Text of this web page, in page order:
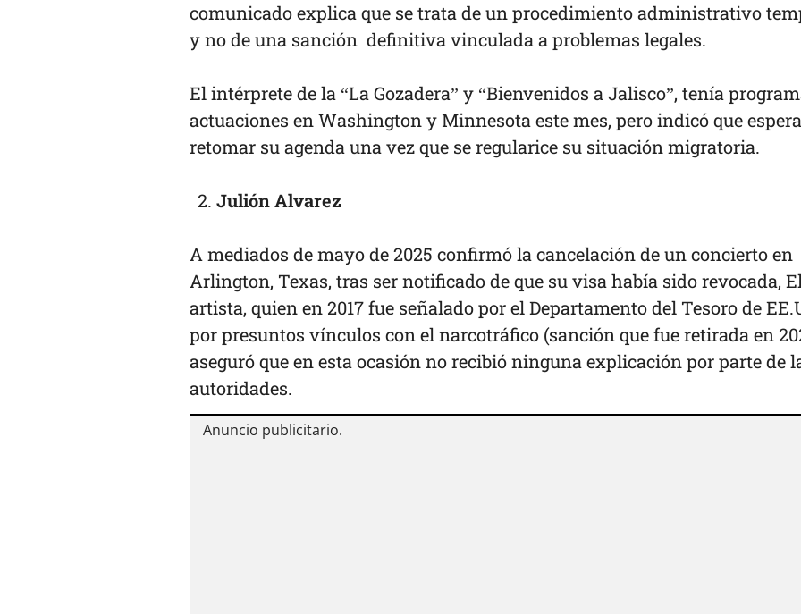
comunicado explica que se trata de un procedimiento administrativo
y no de una sanción definitiva vinculada a problemas legales.
El intérprete de la “La Gozadera” y “Bienvenidos a Jalisco”, tenía
actuaciones en Washington y Minnesota este mes, pero indicó que espera
retomar su agenda una vez que se regularice su situación migratoria.
Julión Alvarez
A mediados de mayo de 2025 confirmó la cancelación de un concierto en
Arlington, Texas, tras ser notificado de que su visa había sido revocada,
artista, quien en 2017 fue señalado por el Departamento del Tesoro de
por presuntos vínculos con el narcotráfico (sanción que fue retirada en
aseguró que en esta ocasión no recibió ninguna explicación por parte de
autoridades.